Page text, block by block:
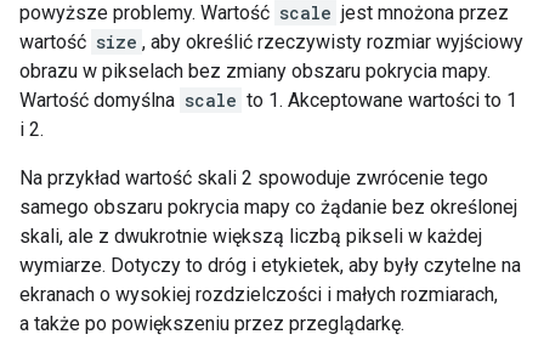
powyższe problemy. Wartość scale jest mnożona przez
wartość size , aby określić rzeczywisty rozmiar wyjściowy
obrazu w pikselach bez zmiany obszaru pokrycia mapy.
Wartość domyślna scale to 1. Akceptowane wartości to 1
i 2.
Na przykład wartość skali 2 spowoduje zwrócenie tego
samego obszaru pokrycia mapy co żądanie bez określonej
skali, ale z dwukrotnie większą liczbą pikseli w każdej
wymiarze. Dotyczy to dróg i etykietek, aby były czytelne na
ekranach o wysokiej rozdzielczości i małych rozmiarach,
a także po powiększeniu przez przeglądarkę.